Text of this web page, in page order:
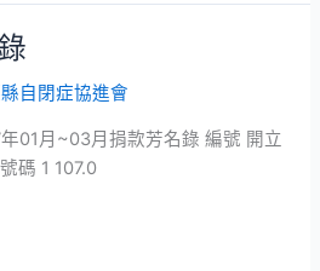
自閉症協進會
01月~03月捐款芳名錄 編號 開立
碼 1 107.0